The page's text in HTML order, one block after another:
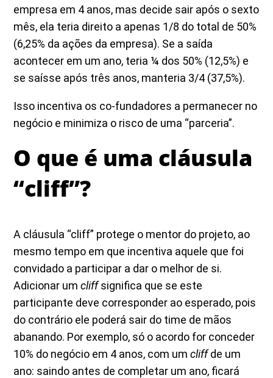
empresa em 4 anos, mas decide sair após o sexto
mês, ela teria direito a apenas 1/8 do total de 50%
(6,25% da ações da empresa). Se a saída
acontecer em um ano, teria ¼ dos 50% (12,5%) e
se saísse após três anos, manteria 3/4 (37,5%).
Isso incentiva os co-fundadores a permanecer no
negócio e minimiza o risco de uma “parceria”.
O que é uma cláusula
“cliff”?
A cláusula “cliff” protege o mentor do projeto, ao
mesmo tempo em que incentiva aquele que foi
convidado a participar a dar o melhor de si.
Adicionar umcliffsignifica que se este
participante deve corresponder ao esperado, pois
do contrário ele poderá sair do time de mãos
abanando. Por exemplo, só o acordo for conceder
10% do negócio em 4 anos, com umcliffde um
ano: saindo antes de completar um ano, ficará